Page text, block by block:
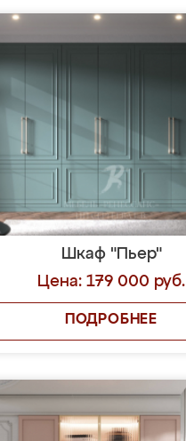
Шкаф "Пьер"
Цена: 179 000 руб.
ПОДРОБНЕЕ